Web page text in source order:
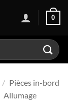
0
/ Pièces in-bord
Allumage